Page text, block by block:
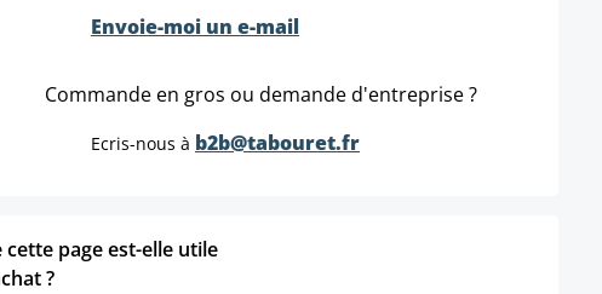
Envoie-moi un e-mail
Commande en gros ou demande d'entreprise ?
Ecris-nous à b2b@tabouret.fr
page est-elle utile
?